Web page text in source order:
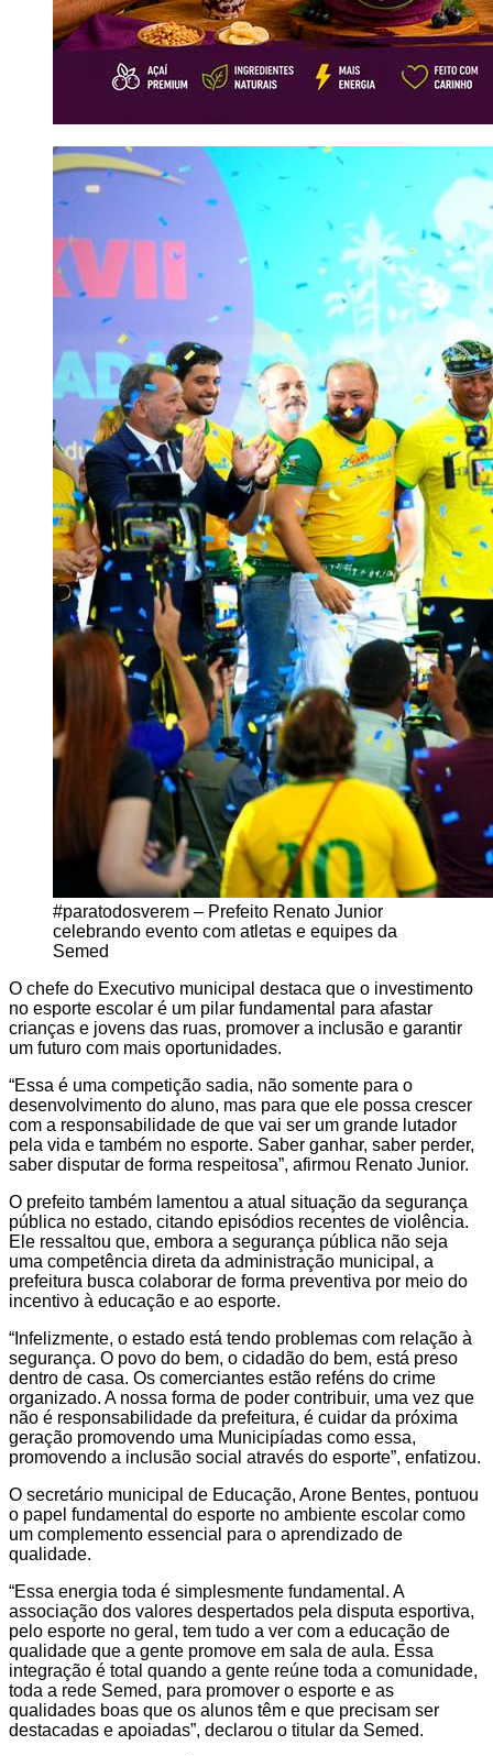
#paratodosverem – Prefeito Renato Junior
celebrando evento com atletas e equipes da
Semed
O chefe do Executivo municipal destaca que o investimento
no esporte escolar é um pilar fundamental para afastar
crianças e jovens das ruas, promover a inclusão e garantir
um futuro com mais oportunidades.
“Essa é uma competição sadia, não somente para o
desenvolvimento do aluno, mas para que ele possa crescer
com a responsabilidade de que vai ser um grande lutador
pela vida e também no esporte. Saber ganhar, saber perder,
saber disputar de forma respeitosa”, afirmou Renato Junior.
O prefeito também lamentou a atual situação da segurança
pública no estado, citando episódios recentes de violência.
Ele ressaltou que, embora a segurança pública não seja
uma competência direta da administração municipal, a
prefeitura busca colaborar de forma preventiva por meio do
incentivo à educação e ao esporte.
“Infelizmente, o estado está tendo problemas com relação à
segurança. O povo do bem, o cidadão do bem, está preso
dentro de casa. Os comerciantes estão reféns do crime
organizado. A nossa forma de poder contribuir, uma vez que
não é responsabilidade da prefeitura, é cuidar da próxima
geração promovendo uma Municipíadas como essa,
promovendo a inclusão social através do esporte”, enfatizou.
O secretário municipal de Educação, Arone Bentes, pontuou
o papel fundamental do esporte no ambiente escolar como
um complemento essencial para o aprendizado de
qualidade.
“Essa energia toda é simplesmente fundamental. A
associação dos valores despertados pela disputa esportiva,
pelo esporte no geral, tem tudo a ver com a educação de
qualidade que a gente promove em sala de aula. Essa
integração é total quando a gente reúne toda a comunidade,
toda a rede Semed, para promover o esporte e as
qualidades boas que os alunos têm e que precisam ser
destacadas e apoiadas”, declarou o titular da Semed.